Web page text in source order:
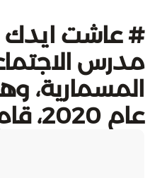
# عاشت ايدك
المسمارية،
عام 2020، قام هليل…